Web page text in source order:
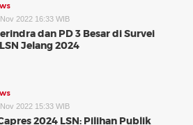
2022 16:33 WIB
dan PD 3 Besar di Survei
Jelang 2024
2022 15:33 WIB
2024 LSN: Pilihan Publik